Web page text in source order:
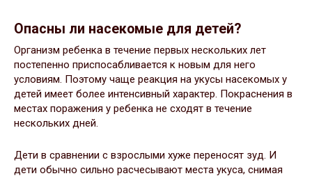
Опасны ли насекомые для детей?
Организм ребенка в течение первых нескольких лет
постепенно приспосабливается к новым для него
условиям. Поэтому чаще реакция на укусы насекомых у
детей имеет более интенсивный характер. Покраснения в
местах поражения у ребенка не сходят в течение
нескольких дней.
Дети в сравнении с взрослыми хуже переносят зуд. И
дети обычно сильно расчесывают места укуса, снимая